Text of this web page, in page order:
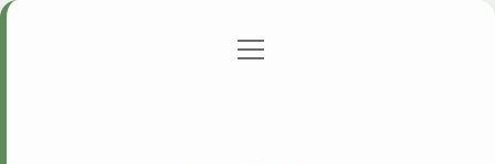
Gizlilik Politikası
menüyü